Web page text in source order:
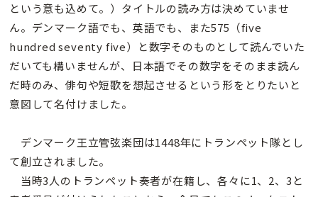
という意も込めて。）タイトルの読み方は決めていませ
ん。デンマーク語でも、英語でも、また575（five
hundred seventy five）と数字そのものとして読んでいた
だいても構いませんが、日本語でその数字をそのまま読ん
だ時のみ、俳句や短歌を想起させるという形をとりたいと
意図して名付けました。
デンマーク王立管弦楽団は1448年にトランペット隊とし
て創立されました。
当時3人のトランペット奏者が在籍し、各々に1、2、3と